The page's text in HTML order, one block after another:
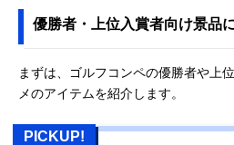
優勝者・上位入賞者向け景品
まずは、ゴルフコンペの優勝者や上
メのアイテムを紹介します。
PICKUP!